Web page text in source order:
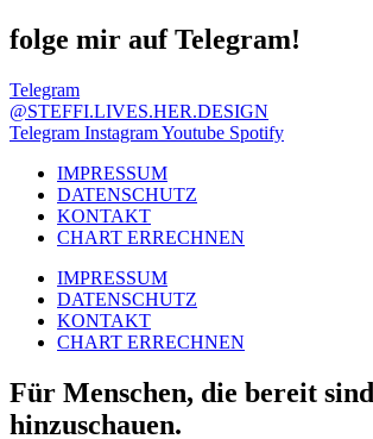
folge mir auf Telegram!
Telegram
@STEFFI.LIVES.HER.DESIGN
Telegram InstagramYoutube Spotify
IMPRESSUM
DATENSCHUTZ
KONTAKT
CHART ERRECHNEN
IMPRESSUM
DATENSCHUTZ
KONTAKT
CHART ERRECHNEN
Für Menschen, die bereit
hinzuschauen.